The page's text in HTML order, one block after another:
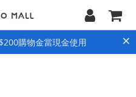
購物金當現金使用 ×